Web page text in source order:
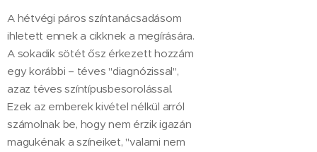
A hétvégi páros színtanácsadásom
ihletett ennek a cikknek a megírására.
A sokadik sötét ősz érkezett hozzám
egy korábbi – téves "diagnózissal",
azaz téves színtípusbesorolással.
Ezek az emberek kivétel nélkül arról
számolnak be, hogy nem érzik igazán
magukénak a színeiket, "valami nem